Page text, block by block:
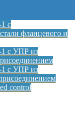
с
фланцевого и
1 с УПР из
1 с УПР из
control